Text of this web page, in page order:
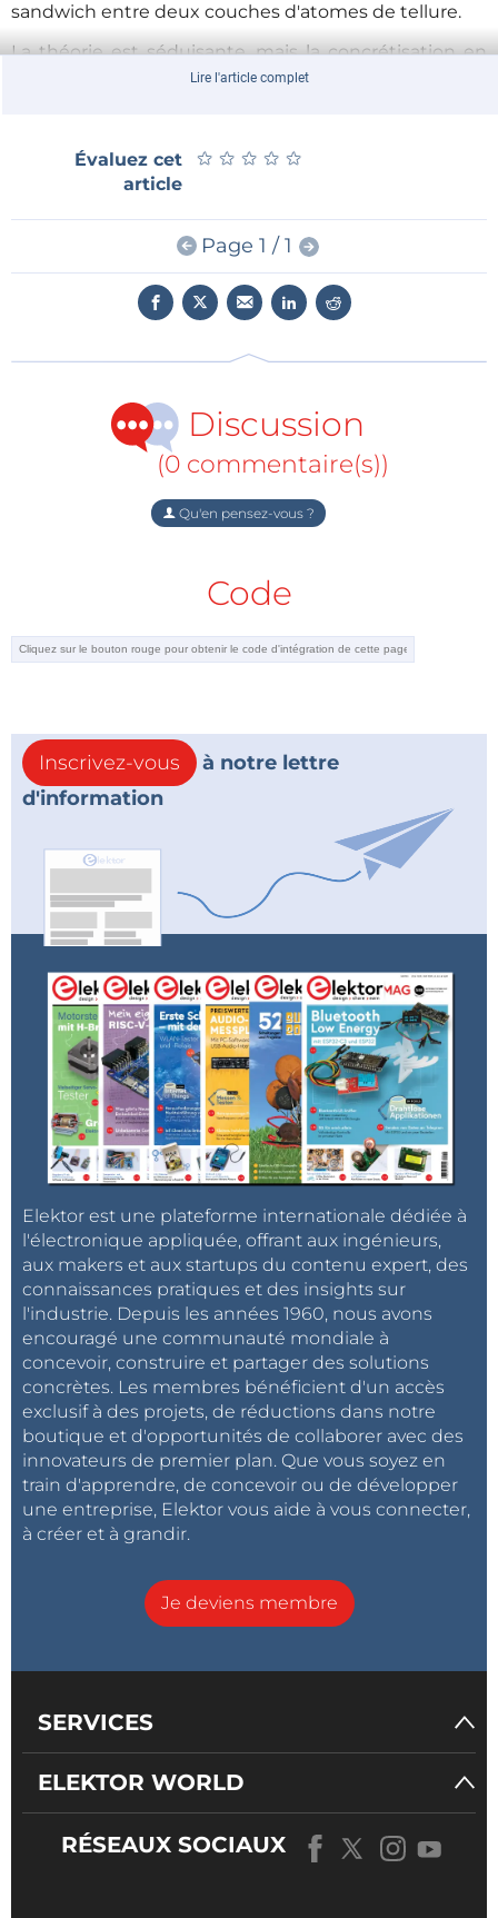
sandwich entre deux couches d'atomes de tellure.
La théorie est séduisante, mais la concrétisation en
trois dimensions (!) reste à réaliser. Les perspectives
Le nouveau souffle de la miniaturisation pourrait
être… retenu quelque temps.
Lire l'article complet
Évaluez cet
article
★ ★ ★ ★ ★
★ ★ ★ ★ ★
Page 1 / 1
Discussion
(0 commentaire(s))
Qu'en pensez-vous ?
Code
Inscrivez-vous
à notre lettre
d'information
Elektor est une plateforme internationale dédiée à
l'électronique appliquée, offrant aux ingénieurs,
aux makers et aux startups du contenu expert, des
connaissances pratiques et des insights sur
l'industrie. Depuis les années 1960, nous avons
encouragé une communauté mondiale à
concevoir, construire et partager des solutions
concrètes. Les membres bénéficient d'un accès
exclusif à des projets, de réductions dans notre
boutique et d'opportunités de collaborer avec des
innovateurs de premier plan. Que vous soyez en
train d'apprendre, de concevoir ou de développer
une entreprise, Elektor vous aide à vous connecter,
à créer et à grandir.
Je deviens membre
SERVICES
ELEKTOR WORLD
RÉSEAUX SOCIAUX